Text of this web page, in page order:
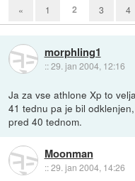
« 1 2 3 4
morphling1
::29. jan 2004, 12:16
Ja za vse athlone Xp to
41 tednu pa je bil
pred 40 tednom.
Moonman
::29. jan 2004, 14:26